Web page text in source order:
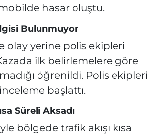
hasar oluştu.
Bulunmuyor
olay yerine polis ekipleri
ilk belirlemelere göre
öğrenildi. Polis ekipleri
başlattı.
Süreli Aksadı
bölgede trafik akışı kısa